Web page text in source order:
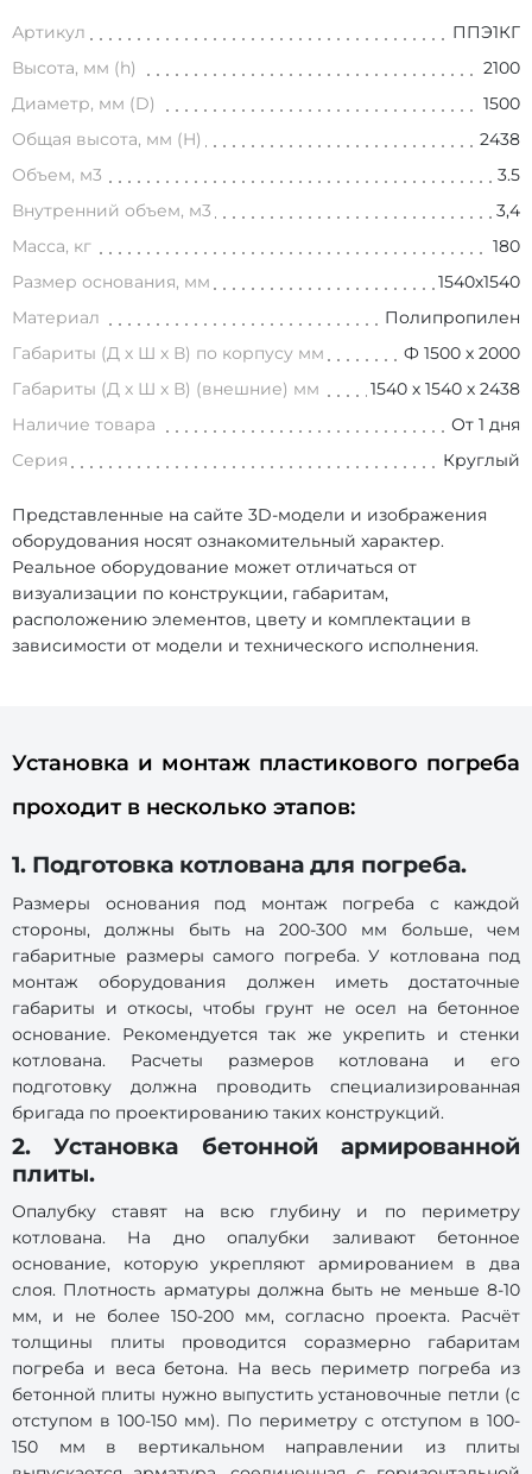
Артикул
ППЭ1КГ
Высота, мм (h)
2100
Диаметр, мм (D)
1500
Общая высота, мм (H)
2438
Объем, м3
3.5
Внутренний объем, м3
3,4
Масса, кг
180
Размер основания, мм
1540х1540
Материал
Полипропилен
Габариты (Д х Ш х В) по корпусу мм
Ф 1500 х 2000
Габариты (Д х Ш х В) (внешние) мм
1540 х 1540 х 2438
Наличие товара
От 1 дня
Серия
Круглый
Представленные на сайте 3D-модели и изображения
оборудования носят ознакомительный характер.
Реальное оборудование может отличаться от
визуализации по конструкции, габаритам,
расположению элементов, цвету и комплектации в
зависимости от модели и технического исполнения.
Установка и монтаж пластикового погреба
проходит в несколько этапов:
1. Подготовка котлована для погреба.
Размеры основания под монтаж погреба с каждой
стороны, должны быть на 200-300 мм больше, чем
габаритные размеры самого погреба. У котлована под
монтаж оборудования должен иметь достаточные
габариты и откосы, чтобы грунт не осел на бетонное
основание. Рекомендуется так же укрепить и стенки
котлована. Расчеты размеров котлована и его
подготовку должна проводить специализированная
бригада по проектированию таких конструкций.
2. Установка бетонной армированной
плиты.
Опалубку ставят на всю глубину и по периметру
котлована. На дно опалубки заливают бетонное
основание, которую укрепляют армированием в два
слоя. Плотность арматуры должна быть не меньше 8-10
мм, и не более 150-200 мм, согласно проекта. Расчёт
толщины плиты проводится соразмерно габаритам
погреба и веса бетона. На весь периметр погреба из
бетонной плиты нужно выпустить установочные петли (с
отступом в 100-150 мм). По периметру с отступом в 100-
150 мм в вертикальном направлении из плиты